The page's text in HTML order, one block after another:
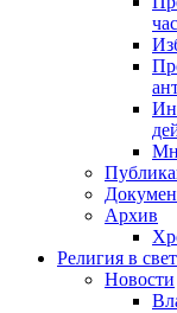
Архив
Религия в
Новости